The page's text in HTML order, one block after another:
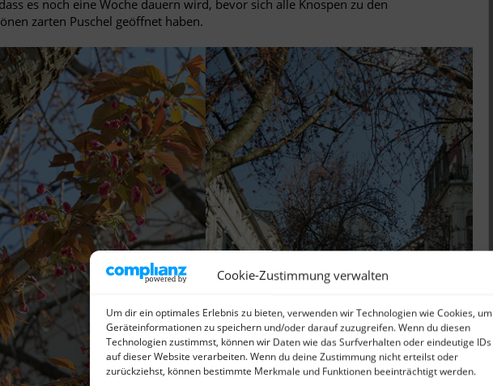
Cookie-Zustimmung verwalten
Um dir ein optimales Erlebnis zu bieten, verwenden wir Technologien wie Cookies, um
Geräteinformationen zu speichern und/oder darauf zuzugreifen. Wenn du diesen
Technologien zustimmst, können wir Daten wie das Surfverhalten oder eindeutige IDs
auf dieser Website verarbeiten. Wenn du deine Zustimmung nicht erteilst oder
zurückziehst, können bestimmte Merkmale und Funktionen beeinträchtigt werden.
es noch eine Woche dauern wird, bevor sich alle Knospen zu den
zarten Puschel geöffnet haben.